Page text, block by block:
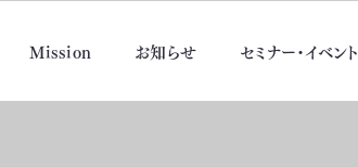
Mission お知らせ セミナー・イベント